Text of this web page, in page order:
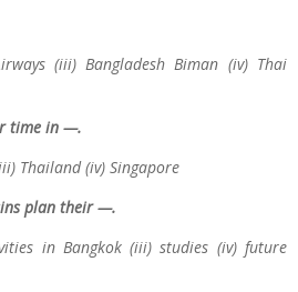
(iii) Bangladesh Biman (iv) Thai
time in —.
Thailand (iv) Singapore
plan their —.
in Bangkok (iii) studies (iv) future